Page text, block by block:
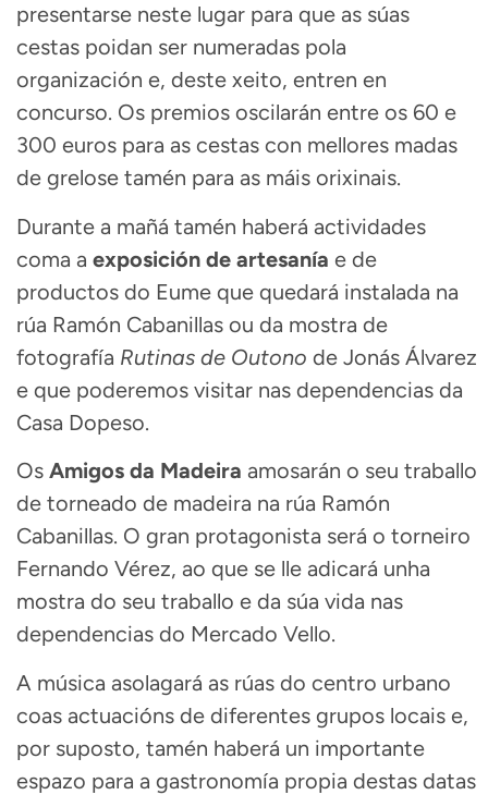
presentarse neste lugar para que as súas
cestas poidan ser numeradas pola
organización e, deste xeito, entren en
concurso. Os premios oscilarán entre os 60 e
300 euros para as cestas con mellores madas
de grelose tamén para as máis orixinais.
Durante a mañá tamén haberá actividades
coma a exposición de artesanía e de
productos do Eume que quedará instalada na
rúa Ramón Cabanillas ou da mostra de
fotografía Rutinas de Outono de Jonás Álvarez
e que poderemos visitar nas dependencias da
Casa Dopeso.
Os Amigos da Madeira amosarán o seu traballo
de torneado de madeira na rúa Ramón
Cabanillas. O gran protagonista será o torneiro
Fernando Vérez, ao que se lle adicará unha
mostra do seu traballo e da súa vida nas
dependencias do Mercado Vello.
A música asolagará as rúas do centro urbano
coas actuacións de diferentes grupos locais e,
por suposto, tamén haberá un importante
espazo para a gastronomía propia destas datas